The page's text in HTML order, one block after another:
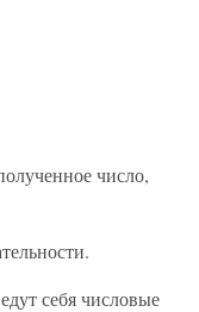
число,
себя числовые